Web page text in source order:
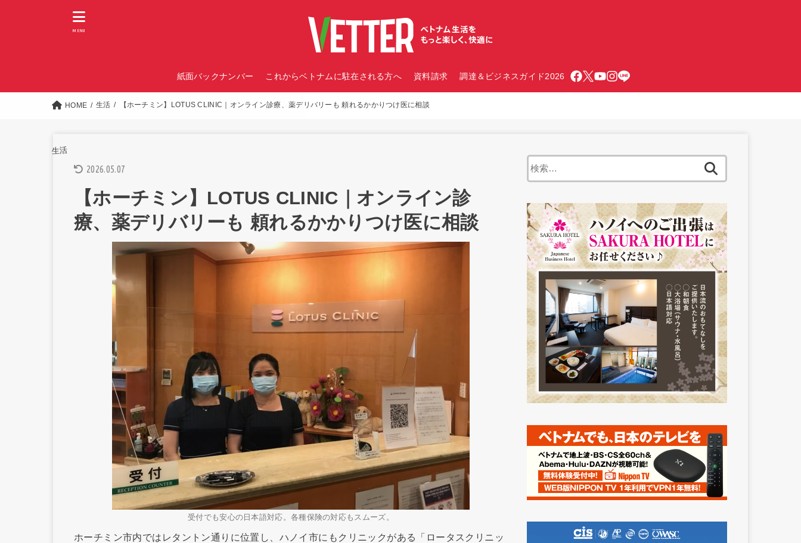
紙面バックナンバー これからベトナムに駐在される方へ 資料請求 調達＆ビジネスガイド2026
MENU
HOME 生活 【ホーチミン】LOTUS CLINIC｜オンライン診療、薬デリバリーも 頼れるかかりつけ医に相談
生活
2026.05.07
【ホーチミン】LOTUS CLINIC｜オンライン診
療、薬デリバリーも 頼れるかかりつけ医に相談
受付でも安心の日本語対応。各種保険の対応もスムーズ。
ホーチミン市内ではレタントン通りに位置し、ハノイ市にもクリニックがある「ロータスクリニッ